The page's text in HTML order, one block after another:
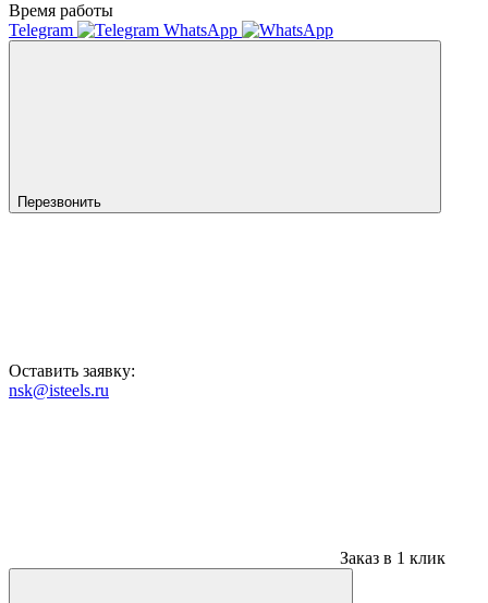
Время работы
Telegram
WhatsApp
Перезвонить
Оставить заявку:
nsk@isteels.ru
Заказ в 1 клик